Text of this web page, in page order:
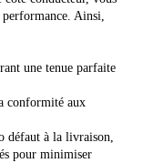
Ainsi,
une tenue parfaite
conformité aux
défaut à la livraison,
pour minimiser